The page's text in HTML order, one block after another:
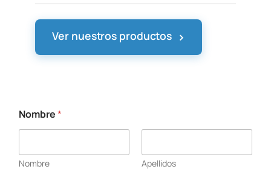
Ver nuestros productos ›
Nombre*
Nombre Apellidos